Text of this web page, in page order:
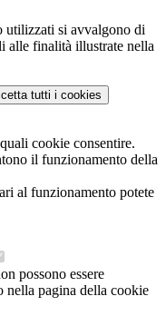
utilizzati si avvalgono di
alle finalità illustrate nella
tutti i cookies
cookie consentire.
il funzionamento della
al funzionamento potete
possono essere
nella pagina della cookie